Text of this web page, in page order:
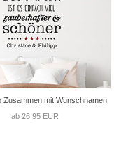
Zusammen mit Wunschnamen
ab 26,95 EUR